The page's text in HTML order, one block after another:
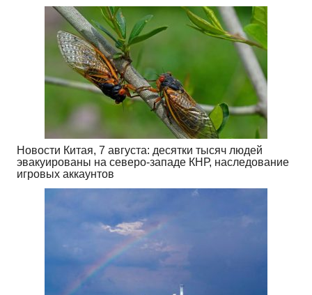
Новости Китая, 7 августа: десятки тысяч людей
эвакуированы на северо-западе КНР, наследование
игровых аккаунтов